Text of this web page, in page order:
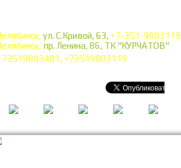
ул. С.Кривой, 63, +7-351-9003119
пр. Ленина, 86, ТК "КУРЧАТОВ"
+73519003119